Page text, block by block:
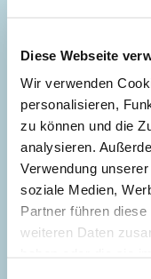
Diese Webseite
Wir verwenden
personalisieren,
zu können und die
analysieren.
Verwendung
soziale Medien,
Partner führen
weiteren Daten